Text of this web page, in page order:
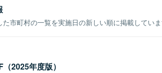
市町村の一覧を実施日の新しい順に掲載していま
2025年度版）